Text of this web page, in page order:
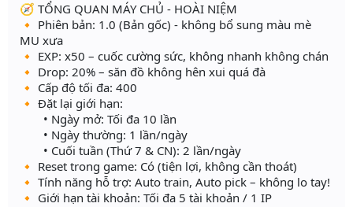
🧭 TỔNG QUAN MÁY CHỦ - HOÀI NIỆM
🔸 Phiên bản: 1.0 (Bản gốc) - không bổ sung màu mè
MU xưa
🔸 EXP: x50 – cuốc cường sức, không nhanh không chán
🔸 Drop: 20% – săn đồ không hên xui quá đà
🔸 Cấp độ tối đa: 400
🔸 Đặt lại giới hạn:
• Ngày mở: Tối đa 10 lần
• Ngày thường: 1 lần/ngày
• Cuối tuần (Thứ 7 & CN): 2 lần/ngày
🔸 Reset trong game: Có (tiện lợi, không cần thoát)
🔸 Tính năng hỗ trợ: Auto train, Auto pick – không lo tay!
🔸 Giới hạn tài khoản: Tối đa 5 tài khoản / 1 IP